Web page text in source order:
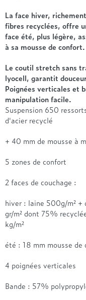
Tempur
Treca
La face hiver,
fibres recyclées, offre
face été, plus légère,
à sa mousse de confort.
Le coutil stretch sans
lyocell, garantit
Poignées verticales et
manipulation facile.
Suspension 650
d'acier recyclé
+ 40 mm de mousse à
5 zones de confort
2 faces de couchage :
hiver : laine 500g/m² +
gr/m² dont 75%
kg/m²
été : 18 mm mousse de
4 poignées verticales
Bande : 57%